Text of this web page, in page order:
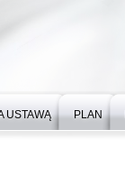
USTAWĄ PLAN